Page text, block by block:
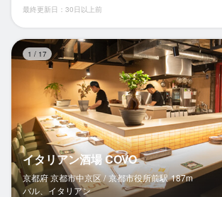
最終更新日：30日以上前
1 / 17
イタリアン酒場 COVO
京都府 京都市中京区 / 京都市役所前駅 187m
バル、イタリアン